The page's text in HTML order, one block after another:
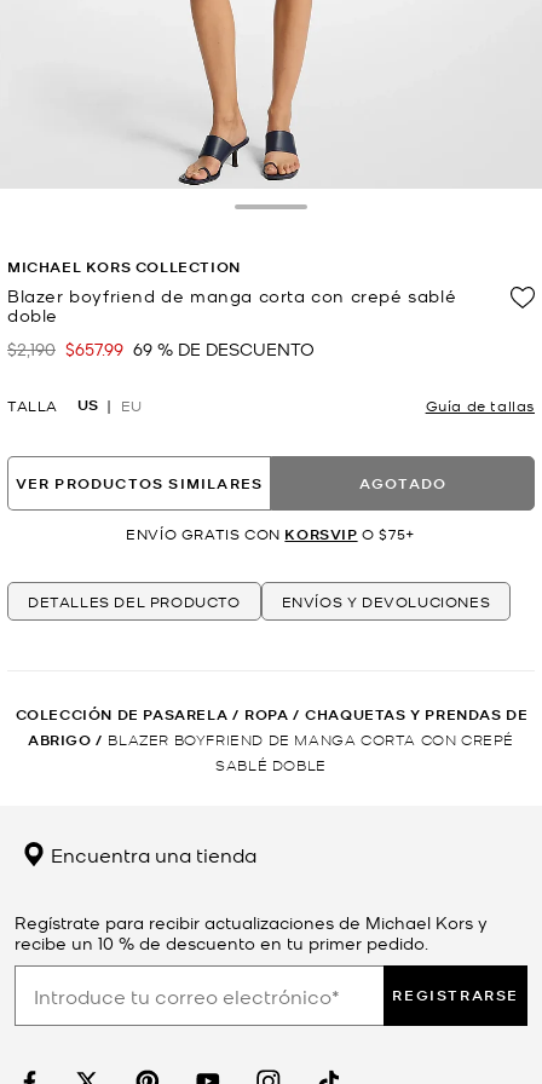
MICHAEL KORS COLLECTION
Blazer boyfriend de manga corta con crepé sablé
doble
Era
$2,190 Ahora
$657.99 69 % DE DESCUENTO
TALLA US EU Guía de tallas
VER PRODUCTOS SIMILARES AGOTADO
ENVÍO GRATIS CON KORSVIP O $75+
DETALLES DEL PRODUCTO ENVÍOS Y DEVOLUCIONES
COLECCIÓN DE PASARELA / ROPA / CHAQUETAS Y PRENDAS DE
ABRIGO / BLAZER BOYFRIEND DE MANGA CORTA CON CREPÉ
SABLÉ DOBLE
Encuentra una tienda
Regístrate para recibir actualizaciones de Michael Kors y
recibe un 10 % de descuento en tu primer pedido.
REGISTRARSE